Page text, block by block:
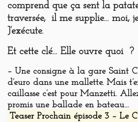
comprend que ça sent la
traversée, il me supplie… moi,
J’exécute.
Et cette clé… Elle ouvre quoi ?
– Une consigne à la gare Saint
d’euro dans une mallette. Mais
caillasse c’est pour Manzetti.
promis une ballade en bateau…
Teaser Prochain épisode 3 – Le